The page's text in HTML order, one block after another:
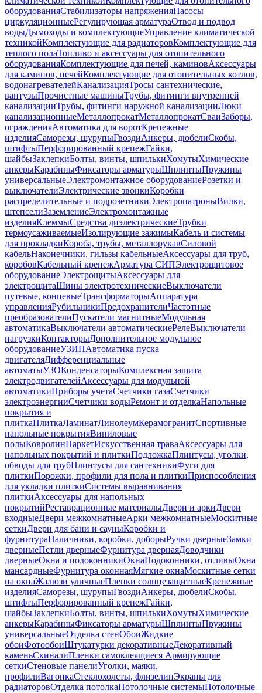
оборудованияСтабилизаторы напряженияНасосы
циркуляционныеРегулирующая арматураОтвод и подвод
водыДымоходы и комплектующиеУправление климатической
техникойКомплектующие для радиаторовКомплектующие для
теплого полаТопливо и аксессуары для отопительного
оборудованияКомплектующие для печей, каминовАксессуары
для каминов, печейКомплектующие для отопительных котлов,
водонагревателейКанализацияТросы сантехнические,
вантузыПрочистные машиныТрубы, фитинги внутренней
канализацииТрубы, фитинги наружной канализацииЛюки
канализационныеМеталлопрокатМеталлопрокатСваиЗаборы,
огражденияАвтоматика для воротКрепежные
изделияСаморезы, шурупыГвоздиАнкеры, дюбелиСкобы,
штифтыПерфорированный крепежГайки,
шайбыЗаклепкиБолты, винты, шпилькиХомутыХимические
анкерыКарабиныФиксаторы арматурыШплинтыПружины
универсальныеЭлектромонтажное оборудованиеРозетки и
выключателиЭлектрические звонкиКоробки
распределительные и подрозетникиЭлектропатроныВилки,
штепселиЗаземлениеЭлектромонтажные
изделияКлеммыСредства диэлектрическиеТрубки
термоусаживаемыеИзолирующие зажимыКабель и системы
для прокладкиКороба, трубы, металлорукавСиловой
кабельНаконечники, гильзы кабельныеАксессуары для труб,
коробовКабельный крепежАрматура СИПЭлектрощитовое
оборудованиеЭлектрощитыАксессуары для
электрощитаШины электротехническиеВыключатели
путевые, концевыеТрансформаторыАппаратура
управленияРубильникиПредохранителиЧастотные
преобразователиПускатели магнитныеМодульная
автоматикаВыключатели автоматическиеРелеВыключатели
нагрузкиКонтакторыДополнительное модульное
оборудованиеУЗИПАвтоматика пуска
двигателяДифференциальные
автоматыУЗОКонденсаторыКомплексная защита
электродвигателейАксессуары для модульной
автоматикиПриборы учетаСчетчики газаСчетчики
электроэнергииСчетчики водыРемонт и отделкаНапольные
покрытия и
плиткаПлиткаЛаминатЛинолеумКерамогранитСпортивные
напольные покрытияВиниловые
полыКовролинПаркетИскусственная траваАксессуары для
напольных покрытий и плиткиПодложкаПлинтусы, уголки,
обводы для трубПлинтусы для сантехникиФуги для
плиткиПорожки, профили для пола и плиткиПриспособления
для укладки плиткиСистемы выравнивания
плиткиАксессуары для напольных
покрытийРеставрационные материалыДвери и аркиДвери
входныеДвери межкомнатныеАрки межкомнатныеМоскитные
сеткиДвери для бани и сауныКоробки и
фурнитураНаличники, коробки, доборыРучки дверныеЗамки
дверныеПетли дверныеФурнитура двернаяДоводчики
дверныеОкна и подоконникиОкнаПодоконники, отливыОкна
мансардныеФурнитура оконнаяМягкие окнаМоскитные сетки
на окнаЖалюзи уличныеПленки солнцезащитныеКрепежные
изделияСаморезы, шурупыГвоздиАнкеры, дюбелиСкобы,
штифтыПерфорированный крепежГайки,
шайбыЗаклепкиБолты, винты, шпилькиХомутыХимические
анкерыКарабиныФиксаторы арматурыШплинтыПружины
универсальныеОтделка стенОбоиЖидкие
обоиФотообоиШтукатурки декоративныеДекоративный
каменьСкиналиПленки самоклеящиеся Армирующие
сеткиСтеновые панелиУголки, маяки,
профилиВагонкаСтеклохолсты, флизелинЭкраны для
радиаторовОтделка потолкаПотолочные системыПотолочные